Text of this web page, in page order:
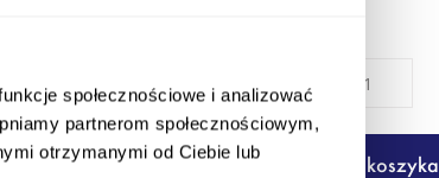
społecznościowe i analizować
partnerom społecznościowym,
otrzymanymi od Ciebie lub
Rozmiar Ilość
Dodaj do koszyka